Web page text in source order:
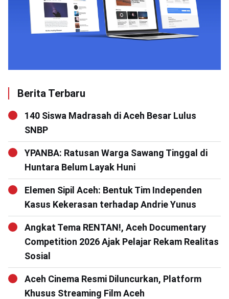
Berita Terbaru
140 Siswa Madrasah di Aceh Besar Lulus
SNBP
YPANBA: Ratusan Warga Sawang Tinggal di
Huntara Belum Layak Huni
Elemen Sipil Aceh: Bentuk Tim Independen
Kasus Kekerasan terhadap Andrie Yunus
Angkat Tema RENTAN!, Aceh Documentary
Competition 2026 Ajak Pelajar Rekam Realitas
Sosial
Aceh Cinema Resmi Diluncurkan, Platform
Khusus Streaming Film Aceh